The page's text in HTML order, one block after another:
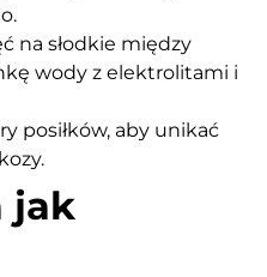
na słodkie między
wody z elektrolitami i
posiłków, aby unikać
jak